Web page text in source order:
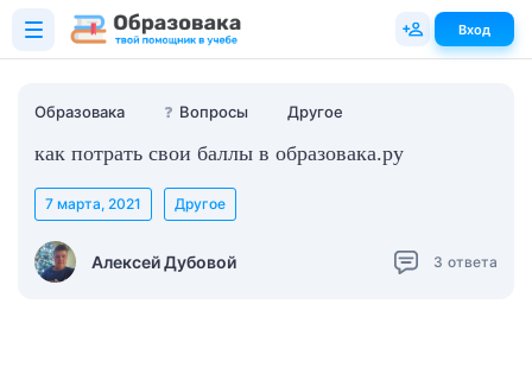
Образовака ❓ Вопросы Другое
как потрать свои баллы в образовака.ру
Алексей Дубовой
7 марта, 2021 Другое
3 ответа
Вход